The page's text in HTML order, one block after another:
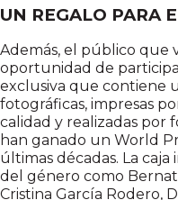
UN REGALO PARA
Además, el público que
oportunidad de
exclusiva que contiene
fotográficas, impresas
calidad y realizadas por
han ganado un World
últimas décadas. La
del género como
Cristina García Rodero,